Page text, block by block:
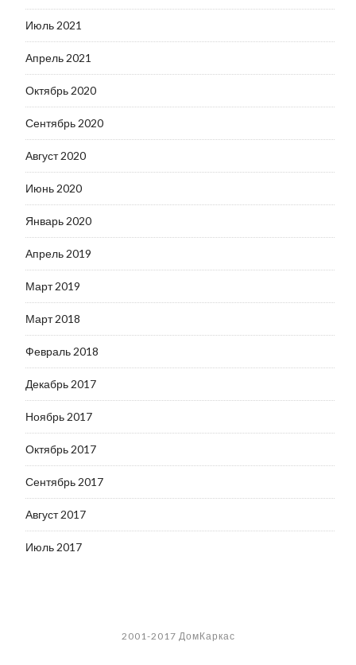
Июль 2021
Апрель 2021
Октябрь 2020
Сентябрь 2020
Август 2020
Июнь 2020
Январь 2020
Апрель 2019
Март 2019
Март 2018
Февраль 2018
Декабрь 2017
Ноябрь 2017
Октябрь 2017
Сентябрь 2017
Август 2017
Июль 2017
2001-2017 ДомКаркас